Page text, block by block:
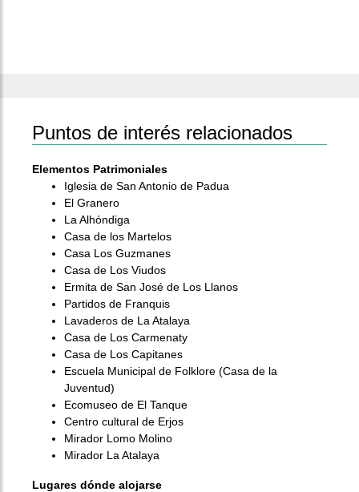
Puntos de interés relacionados
Elementos Patrimoniales
Iglesia de San Antonio de Padua
El Granero
La Alhóndiga
Casa de los Martelos
Casa Los Guzmanes
Casa de Los Viudos
Ermita de San José de Los Llanos
Partidos de Franquis
Lavaderos de La Atalaya
Casa de Los Carmenaty
Casa de Los Capitanes
Escuela Municipal de Folklore (Casa de la
Juventud)
Ecomuseo de El Tanque
Centro cultural de Erjos
Mirador Lomo Molino
Mirador La Atalaya
Lugares dónde alojarse